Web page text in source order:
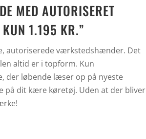
MED AUTORISERET
1.195 KR.”
autoriserede værkstedshænder. Det
altid er i topform. Kun
der løbende læser op på nyeste
på dit kære køretøj. Uden at der bliver